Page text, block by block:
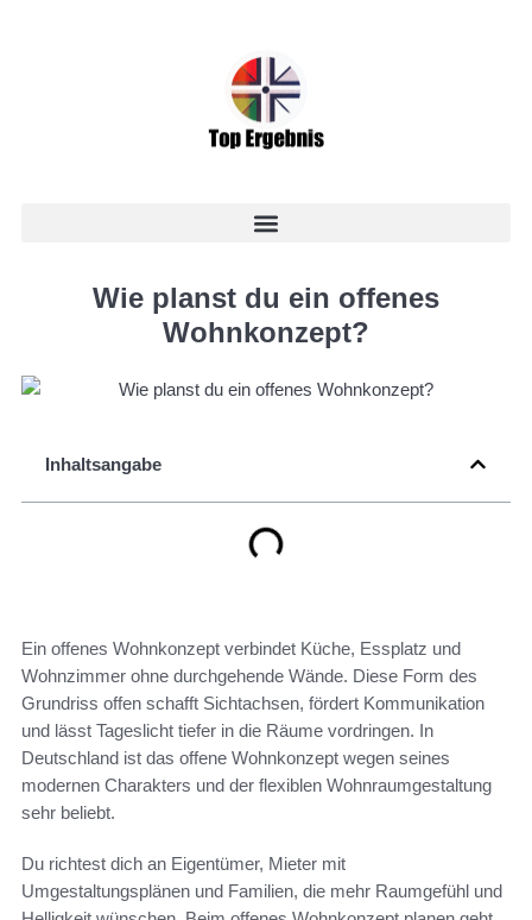
Wie planst du ein offenes
Wohnkonzept?
Inhaltsangabe
Ein offenes Wohnkonzept verbindet Küche, Essplatz und
Wohnzimmer ohne durchgehende Wände. Diese Form des
Grundriss offen schafft Sichtachsen, fördert Kommunikation
und lässt Tageslicht tiefer in die Räume vordringen. In
Deutschland ist das offene Wohnkonzept wegen seines
modernen Charakters und der flexiblen Wohnraumgestaltung
sehr beliebt.
Du richtest dich an Eigentümer, Mieter mit
Umgestaltungsplänen und Familien, die mehr Raumgefühl und